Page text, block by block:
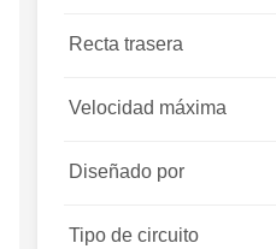
Recta trasera
Velocidad máxima
Diseñado por
Tipo de circuito